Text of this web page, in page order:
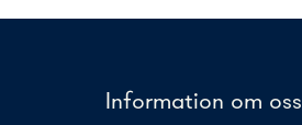
Information om oss